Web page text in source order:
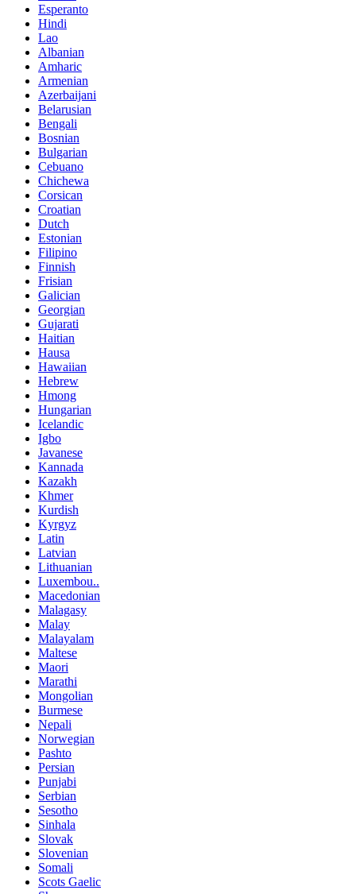
Esperanto
Hindi
Lao
Albanian
Amharic
Armenian
Azerbaijani
Belarusian
Bengali
Bosnian
Bulgarian
Cebuano
Chichewa
Corsican
Croatian
Dutch
Estonian
Filipino
Finnish
Frisian
Galician
Georgian
Gujarati
Haitian
Hausa
Hawaiian
Hebrew
Hmong
Hungarian
Icelandic
Igbo
Javanese
Kannada
Kazakh
Khmer
Kurdish
Kyrgyz
Latin
Latvian
Lithuanian
Luxembou..
Macedonian
Malagasy
Malay
Malayalam
Maltese
Maori
Marathi
Mongolian
Burmese
Nepali
Norwegian
Pashto
Persian
Punjabi
Serbian
Sesotho
Sinhala
Slovak
Slovenian
Somali
Scots Gaelic